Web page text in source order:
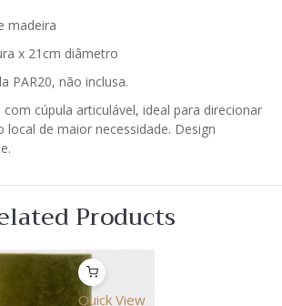
madeira
x 21cm diâmetro
PAR20, não inclusa.
cúpula articulável, ideal para direcionar
local de maior necessidade. Design
Products
Quick View